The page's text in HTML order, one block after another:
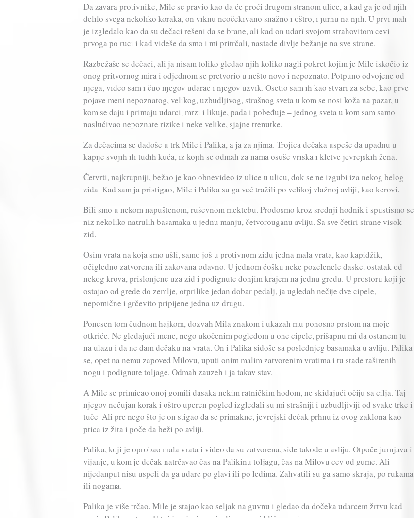
Da zavara protivnike, Mile se pravio kao da će proći drugom stranom ulice, a kad ga je od njih
delilo svega nekoliko koraka, on viknu neočekivano snažno i oštro, i jurnu na njih. U prvi mah
je izgledalo kao da su dečaci rešeni da se brane, ali kad on udari svojom strahovitom cevi
prvoga po ruci i kad videše da smo i mi pritrčali, nastade divlje bežanje na sve strane.
Razbežaše se dečaci, ali ja nisam toliko gledao njih koliko nagli pokret kojim je Mile iskočio iz
onog pritvornog mira i odjednom se pretvorio u nešto novo i nepoznato. Potpuno odvojene od
njega, video sam i čuo njegov udarac i njegov uzvik. Osetio sam ih kao stvari za sebe, kao prve
pojave meni nepoznatog, velikog, uzbudljivog, strašnog sveta u kom se nosi koža na pazar, u
kom se daju i primaju udarci, mrzi i likuje, pada i pobeđuje – jednog sveta u kom sam samo
naslućivao nepoznate rizike i neke velike, sjajne trenutke.
Za dečacima se dadoše u trk Mile i Palika, a ja za njima. Trojica dečaka uspeše da upadnu u
kapije svojih ili tuđih kuća, iz kojih se odmah za nama osuše vriska i kletve jevrejskih žena.
Četvrti, najkrupniji, bežao je kao obnevideo iz ulice u ulicu, dok se ne izgubi iza nekog belog
zida. Kad sam ja pristigao, Mile i Palika su ga već tražili po velikoj vlažnoj avliji, kao kerovi.
Bili smo u nekom napuštenom, ruševnom mektebu. Prođosmo kroz srednji hodnik i spustismo se
niz nekoliko natrulih basamaka u jednu manju, četvorouganu avliju. Sa sve četiri strane visok
zid.
Osim vrata na koja smo ušli, samo još u protivnom zidu jedna mala vrata, kao kapidžik,
očigledno zatvorena ili zakovana odavno. U jednom ćošku neke pozelenele daske, ostatak od
nekog krova, prislonjene uza zid i podignute donjim krajem na jednu gredu. U prostoru koji je
ostajao od grede do zemlje, otprilike jedan dobar pedalj, ja ugledah nečije dve cipele,
nepomične i grčevito pripijene jedna uz drugu.
Ponesen tom čudnom hajkom, dozvah Mila znakom i ukazah mu ponosno prstom na moje
otkriće. Ne gledajući mene, nego ukočenim pogledom u one cipele, prišapnu mi da ostanem tu
na ulazu i da ne dam dečaku na vrata. On i Palika siđoše sa poslednjeg basamaka u avliju. Palika
se, opet na nemu zapoved Milovu, uputi onim malim zatvorenim vratima i tu stade raširenih
nogu i podignute toljage. Odmah zauzeh i ja takav stav.
A Mile se primicao onoj gomili dasaka nekim ratničkim hodom, ne skidajući očiju sa cilja. Taj
njegov nečujan korak i oštro uperen pogled izgledali su mi strašniji i uzbudljiviji od svake trke i
tuče. Ali pre nego što je on stigao da se primakne, jevrejski dečak prhnu iz ovog zaklona kao
ptica iz žita i poče da beži po avliji.
Palika, koji je oprobao mala vrata i video da su zatvorena, siđe takođe u avliju. Otpoče jurnjava i
vijanje, u kom je dečak natrčavao čas na Palikinu toljagu, čas na Milovu cev od gume. Ali
nijedanput nisu uspeli da ga udare po glavi ili po leđima. Zahvatili su ga samo skraja, po rukama
ili nogama.
Palika je više trčao. Mile je stajao kao seljak na guvnu i gledao da dočeka udarcem žrtvu kad